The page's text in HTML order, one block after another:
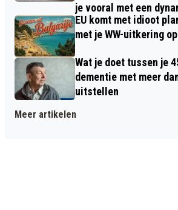
je vooral met een
EU komt met idioot
met je WW-uitkering
Wat je doet tussen je
dementie met meer
uitstellen
Meer artikelen